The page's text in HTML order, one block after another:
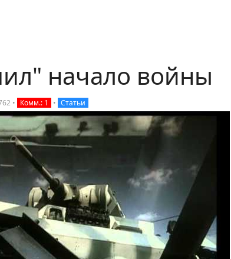
начало войны
• Комм.: 1 • Статьи